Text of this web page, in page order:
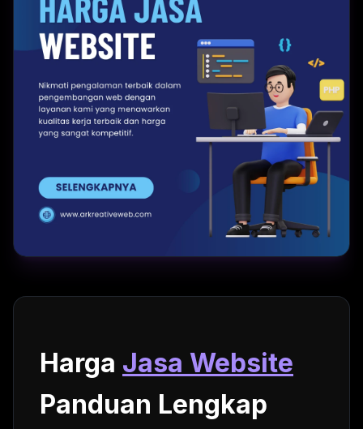
Harga Jasa Website
Panduan Lengkap